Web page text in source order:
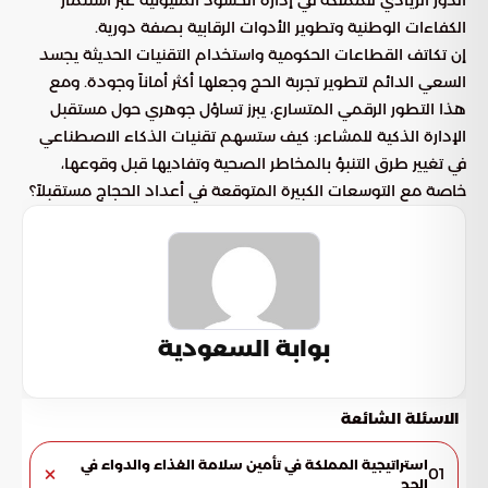
الكفاءات الوطنية وتطوير الأدوات الرقابية بصفة دورية.
إن تكاتف القطاعات الحكومية واستخدام التقنيات الحديثة يجسد
السعي الدائم لتطوير تجربة الحج وجعلها أكثر أماناً وجودة. ومع
هذا التطور الرقمي المتسارع، يبرز تساؤل جوهري حول مستقبل
الإدارة الذكية للمشاعر: كيف ستسهم تقنيات الذكاء الاصطناعي
في تغيير طرق التنبؤ بالمخاطر الصحية وتفاديها قبل وقوعها،
خاصة مع التوسعات الكبيرة المتوقعة في أعداد الحجاج مستقبلاً؟
بوابة السعودية
الاسئلة الشائعة
01استراتيجية المملكة في تأمين سلامة الغذاء والدواء في
الحج